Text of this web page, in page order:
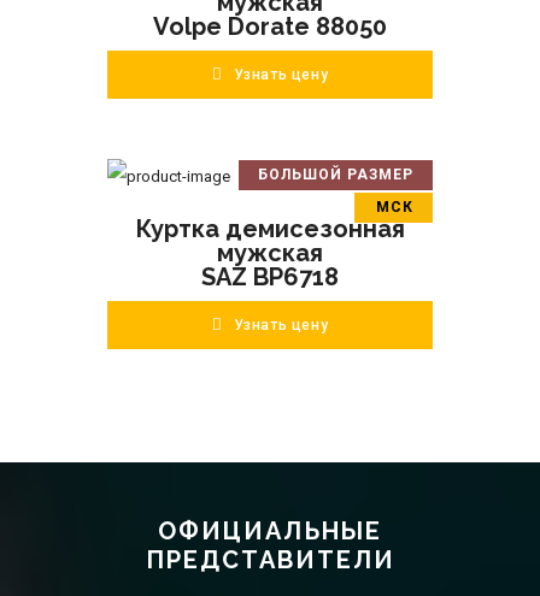
Volpe Dorate 88050
Узнать цену
БОЛЬШОЙ РАЗМЕР
МСК
ПОДРОБНЕЕ
В корзину
Куртка демисезонная
мужская
SAZ BP6718
Узнать цену
ОФИЦИАЛЬНЫЕ
ПРЕДСТАВИТЕЛИ